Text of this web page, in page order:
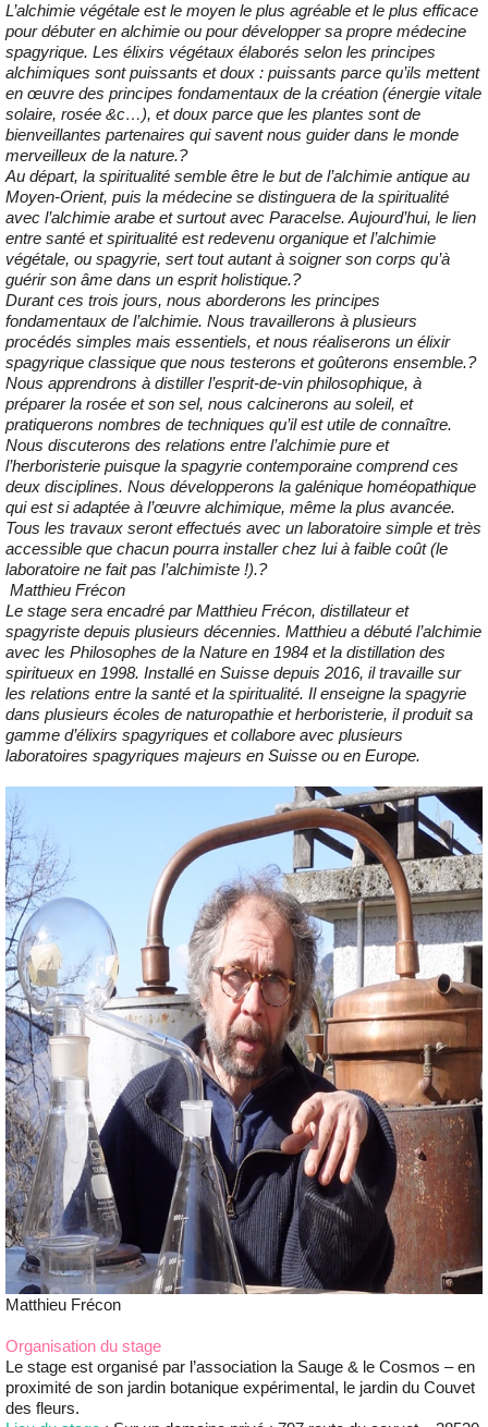
L’alchimie végétale est le moyen le plus agréable et le plus efficace
pour débuter en alchimie ou pour développer sa propre médecine
spagyrique. Les élixirs végétaux élaborés selon les principes
alchimiques sont puissants et doux : puissants parce qu’ils mettent
en œuvre des principes fondamentaux de la création (énergie vitale
solaire, rosée &c…), et doux parce que les plantes sont de
bienveillantes partenaires qui savent nous guider dans le monde
merveilleux de la nature.?
Au départ, la spiritualité semble être le but de l’alchimie antique au
Moyen-Orient, puis la médecine se distinguera de la spiritualité
avec l’alchimie arabe et surtout avec Paracelse. Aujourd’hui, le lien
entre santé et spiritualité est redevenu organique et l’alchimie
végétale, ou spagyrie, sert tout autant à soigner son corps qu’à
guérir son âme dans un esprit holistique.?
Durant ces trois jours, nous aborderons les principes
fondamentaux de l’alchimie. Nous travaillerons à plusieurs
procédés simples mais essentiels, et nous réaliserons un élixir
spagyrique classique que nous testerons et goûterons ensemble.?
Nous apprendrons à distiller l’esprit-de-vin philosophique, à
préparer la rosée et son sel, nous calcinerons au soleil, et
pratiquerons nombres de techniques qu’il est utile de connaître.
Nous discuterons des relations entre l’alchimie pure et
l’herboristerie puisque la spagyrie contemporaine comprend ces
deux disciplines. Nous développerons la galénique homéopathique
qui est si adaptée à l’œuvre alchimique, même la plus avancée.
Tous les travaux seront effectués avec un laboratoire simple et très
accessible que chacun pourra installer chez lui à faible coût (le
laboratoire ne fait pas l’alchimiste !).?
Matthieu Frécon
Le stage sera encadré par Matthieu Frécon, distillateur et
spagyriste depuis plusieurs décennies. Matthieu a débuté l’alchimie
avec les Philosophes de la Nature en 1984 et la distillation des
spiritueux en 1998. Installé en Suisse depuis 2016, il travaille sur
les relations entre la santé et la spiritualité. Il enseigne la spagyrie
dans plusieurs écoles de naturopathie et herboristerie, il produit sa
gamme d’élixirs spagyriques et collabore avec plusieurs
laboratoires spagyriques majeurs en Suisse ou en Europe.
Matthieu Frécon
Organisation du stage
Le stage est organisé par l’association la Sauge & le Cosmos – en
proximité de son jardin botanique expérimental, le jardin du Couvet
des fleurs.